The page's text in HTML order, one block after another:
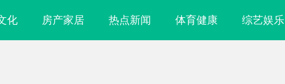
化 房产家居 热点新闻 体育健康 综艺娱乐